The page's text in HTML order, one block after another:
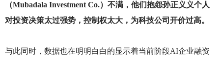
（Mubadala Investment Co.）不满，他们抱怨孙正义义个人
对投资决策太过强势，控制权太大，为科技公司开价过高。
与此同时，数据也在明明白白的显示着当前阶段AI企业融资